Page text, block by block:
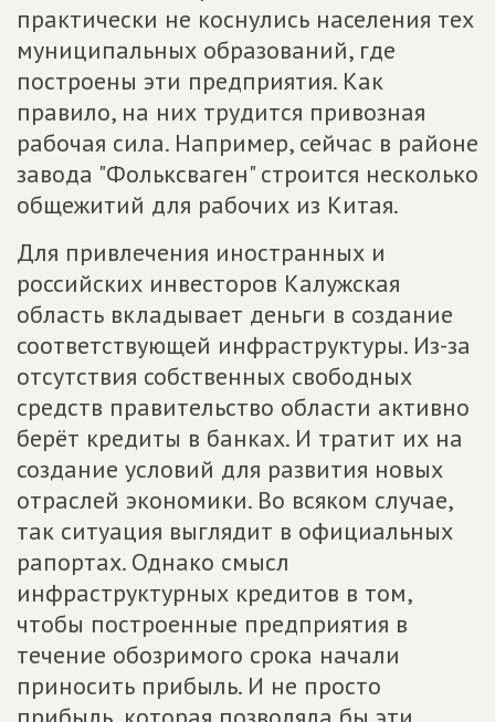
практически не коснулись населения тех
муниципальных образований, где
построены эти предприятия. Как
правило, на них трудится привозная
рабочая сила. Например, сейчас в районе
завода "Фольксваген" строится несколько
общежитий для рабочих из Китая.
Для привлечения иностранных и
российских инвесторов Калужская
область вкладывает деньги в создание
соответствующей инфраструктуры. Из-за
отсутствия собственных свободных
средств правительство области активно
берёт кредиты в банках. И тратит их на
создание условий для развития новых
отраслей экономики. Во всяком случае,
так ситуация выглядит в официальных
рапортах. Однако смысл
инфраструктурных кредитов в том,
чтобы построенные предприятия в
течение обозримого срока начали
приносить прибыль. И не просто